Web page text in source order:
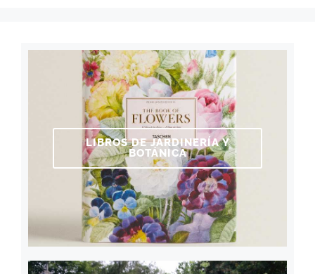
LIBROS DE JARDINERÍA Y
BOTÁNICA